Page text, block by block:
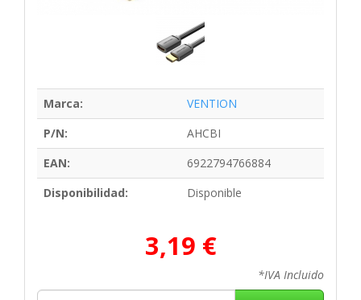
Marca:
VENTION
P/N:
AHCBI
EAN:
6922794766884
Disponibilidad:
Disponible
3,19 €
*IVA Incluido